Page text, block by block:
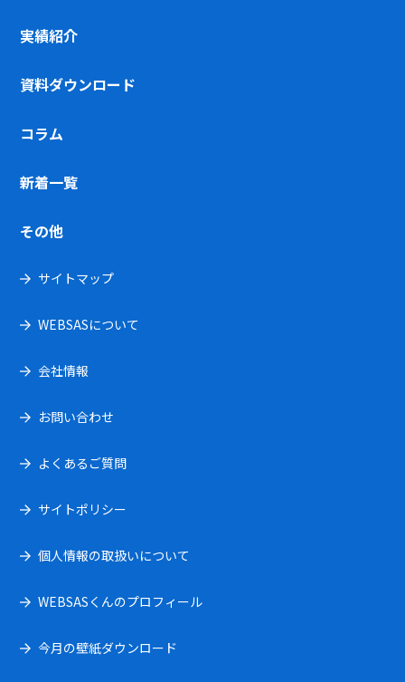
実績紹介
資料ダウンロード
コラム
新着一覧
その他
サイトマップ
WEBSASについて
会社情報
お問い合わせ
よくあるご質問
サイトポリシー
個人情報の取扱いについて
WEBSASくんのプロフィール
今月の壁紙ダウンロード